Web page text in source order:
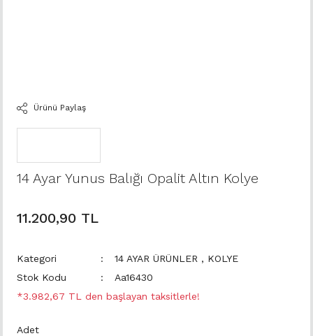
Ürünü Paylaş
14 Ayar Yunus Balığı Opalit Altın Kolye
11.200,90 TL
Kategori 14 AYAR ÜRÜNLER , KOLYE
Stok Kodu
Aa16430
*3.982,67 TL den başlayan taksitlerle!
Adet